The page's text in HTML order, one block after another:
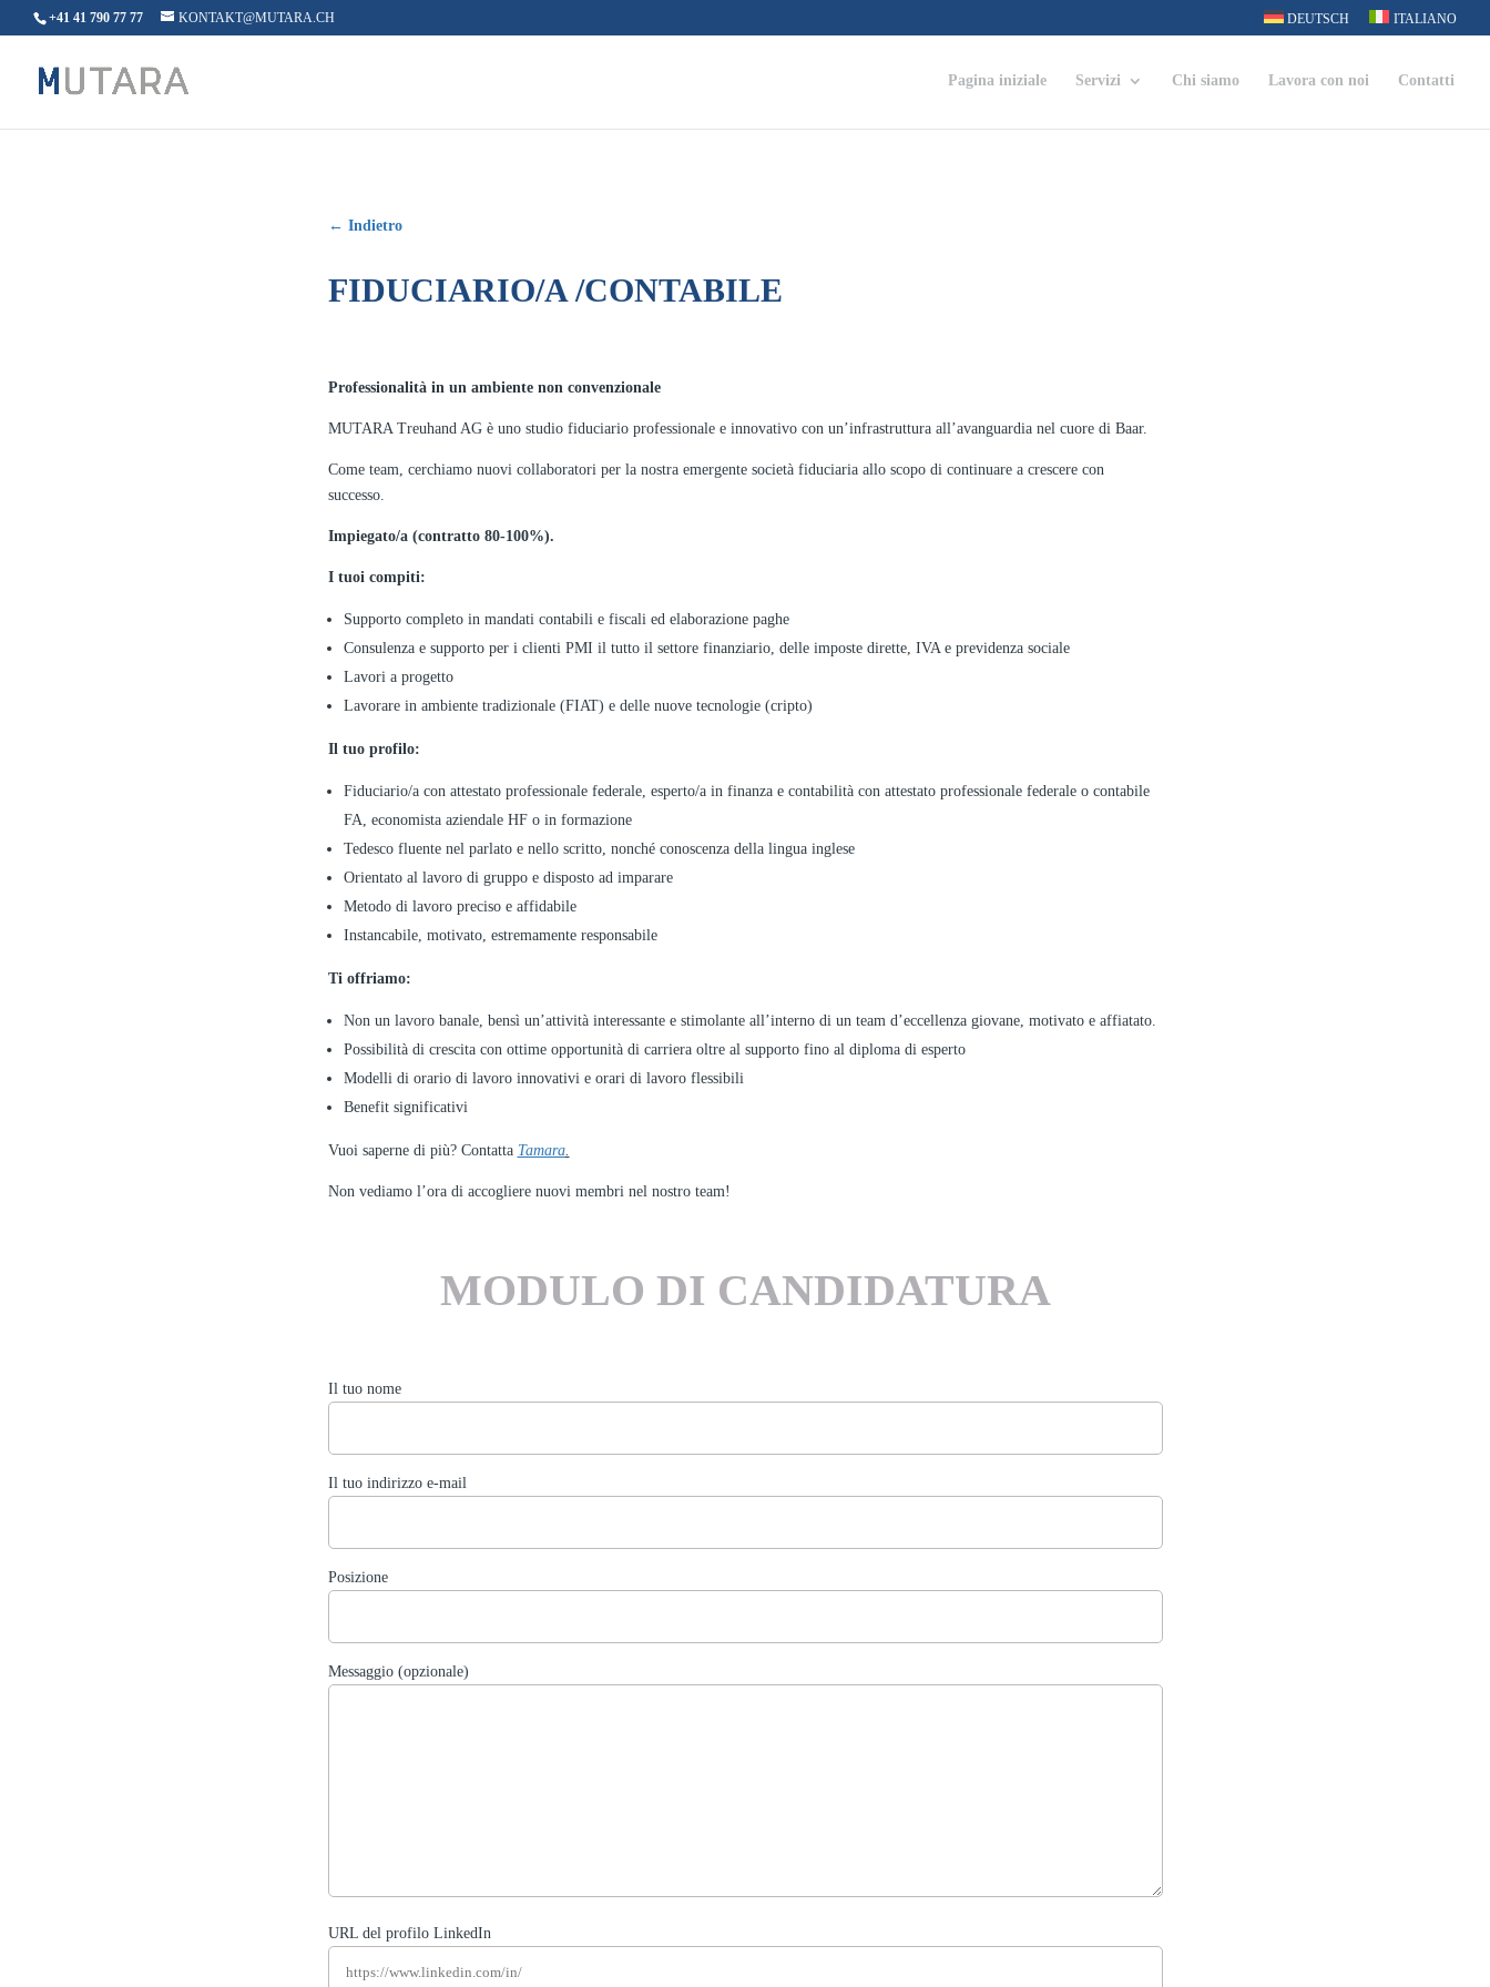
+41 41 790 77 77 KONTAKT@MUTARA.CH DEUTSCH ITALIANO
Pagina iniziale Servizi Chi siamo Lavora con noi Contatti
← Indietro
FIDUCIARIO/A /CONTABILE
Professionalità in un ambiente non convenzionale
MUTARA Treuhand AG è uno studio fiduciario professionale e innovativo con un’infrastruttura all’avanguardia nel cuore di Baar.
Come team, cerchiamo nuovi collaboratori per la nostra emergente società fiduciaria allo scopo di continuare a crescere con
successo.
Impiegato/a (contratto 80-100%).
I tuoi compiti:
Supporto completo in mandati contabili e fiscali ed elaborazione paghe
Consulenza e supporto per i clienti PMI il tutto il settore finanziario, delle imposte dirette, IVA e previdenza sociale
Lavori a progetto
Lavorare in ambiente tradizionale (FIAT) e delle nuove tecnologie (cripto)
Il tuo profilo:
Fiduciario/a con attestato professionale federale, esperto/a in finanza e contabilità con attestato professionale federale o contabile
FA, economista aziendale HF o in formazione
Tedesco fluente nel parlato e nello scritto, nonché conoscenza della lingua inglese
Orientato al lavoro di gruppo e disposto ad imparare
Metodo di lavoro preciso e affidabile
Instancabile, motivato, estremamente responsabile
Ti offriamo:
Non un lavoro banale, bensì un’attività interessante e stimolante all’interno di un team d’eccellenza giovane, motivato e affiatato.
Possibilità di crescita con ottime opportunità di carriera oltre al supporto fino al diploma di esperto
Modelli di orario di lavoro innovativi e orari di lavoro flessibili
Benefit significativi
Vuoi saperne di più? Contatta Tamara.
Non vediamo l’ora di accogliere nuovi membri nel nostro team!
MODULO DI CANDIDATURA
Il tuo nome
Il tuo indirizzo e-mail
Posizione
Messaggio (opzionale)
URL del profilo LinkedIn